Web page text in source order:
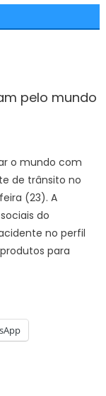
pelo mundo
o mundo com
de trânsito no
(23). A
do
no perfil
para